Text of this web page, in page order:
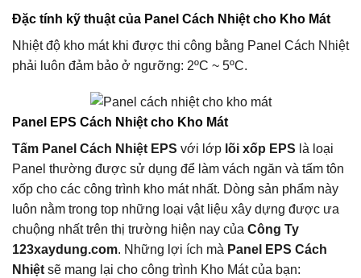
Đặc tính kỹ thuật của Panel Cách Nhiệt cho Kho Mát
Nhiệt độ kho mát khi được thi công bằng Panel Cách Nhiệt
phải luôn đảm bảo ở ngưỡng: 2ºC ~ 5ºC.
Panel EPS Cách Nhiệt cho Kho Mát
Tấm Panel Cách Nhiệt EPS với lớp lõi xốp EPS là loại
Panel thường được sử dụng để làm vách ngăn và tấm tôn
xốp cho các công trình kho mát nhất. Dòng sản phẩm này
luôn nằm trong top những loại vật liệu xây dựng được ưa
chuộng nhất trên thị trường hiện nay của Công Ty
123xaydung.com. Những lợi ích mà Panel EPS Cách
Nhiệt sẽ mang lại cho công trình Kho Mát của bạn: